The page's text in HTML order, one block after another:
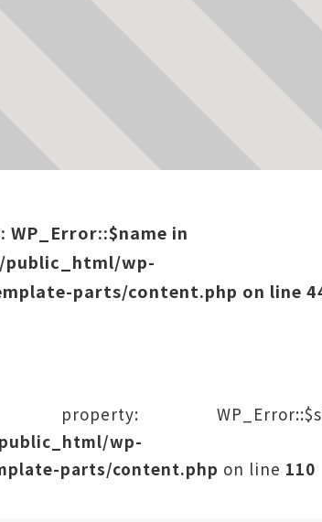
in
public_html/wp-
parts/content.php on line
wp-
parts/content.php on line 110